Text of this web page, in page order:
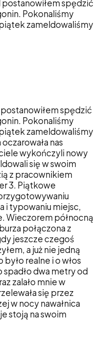
spędzić
Pokonaliśmy
zameldowaliśmy
spędzić
Pokonaliśmy
zameldowaliśmy
nas
wykończyli nowy
się w swoim
z pracownikiem
3. Piątkowe
i typowaniu miejsc,
Wieczorem północną
połączona z
jeszcze czegoś
a już nie jedną
realne i o włos
spadło dwa metry od
zalało mnie w
się przez
w nocy nawałnica
stoją na swoim